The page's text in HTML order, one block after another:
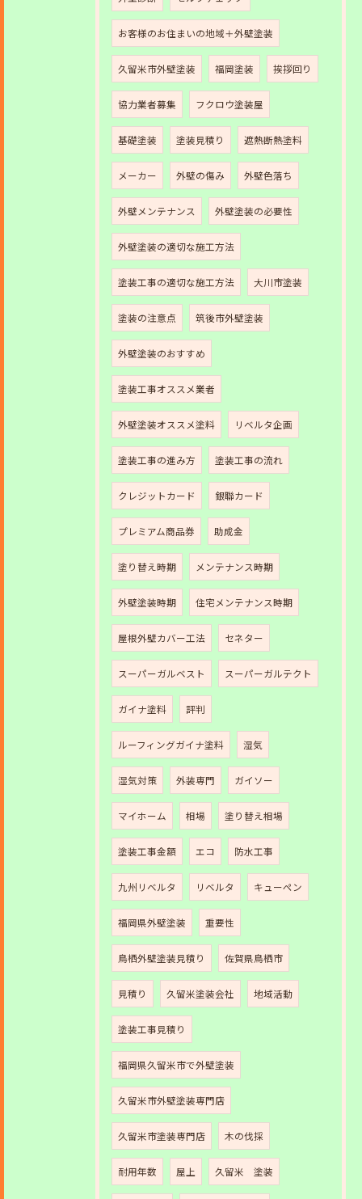
お客様のお住まいの地域＋外壁塗装
久留米市外壁塗装 福岡塗装 挨拶回り
協力業者募集 フクロウ塗装屋
基礎塗装 塗装見積り 遮熱断熱塗料
メーカー 外壁の傷み 外壁色落ち
外壁メンテナンス 外壁塗装の必要性
外壁塗装の適切な施工方法
塗装工事の適切な施工方法 大川市塗装
塗装の注意点 筑後市外壁塗装
外壁塗装のおすすめ
塗装工事オススメ業者
外壁塗装オススメ塗料 リベルタ企画
塗装工事の進み方 塗装工事の流れ
クレジットカード 銀聯カード
プレミアム商品券 助成金
塗り替え時期 メンテナンス時期
外壁塗装時期 住宅メンテナンス時期
屋根外壁カバー工法 セネター
スーパーガルベスト スーパーガルテクト
ガイナ塗料 評判
ルーフィングガイナ塗料 湿気
湿気対策 外装専門 ガイソー
マイホーム 相場 塗り替え相場
塗装工事金額 エコ 防水工事
九州リベルタ リベルタ キューペン
福岡県外壁塗装 重要性
鳥栖外壁塗装見積り 佐賀県鳥栖市
見積り 久留米塗装会社 地域活動
塗装工事見積り
福岡県久留米市で外壁塗装
久留米市外壁塗装専門店
久留米市塗装専門店 木の伐採
耐用年数 屋上 久留米 塗装